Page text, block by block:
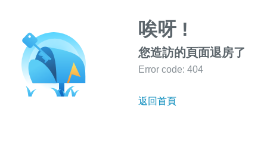
唉呀 !
您造訪的頁面退房了
Error code: 404
返回首頁